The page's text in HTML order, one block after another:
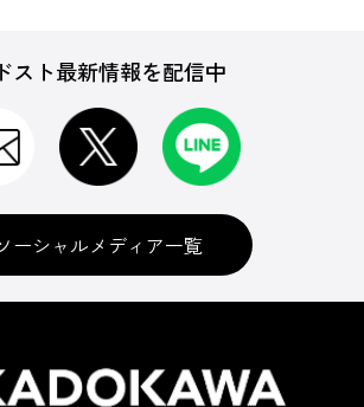
スト最新情報を配信中
ーシャルメディア一覧